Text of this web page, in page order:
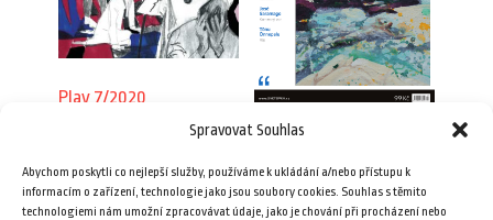
Spravovat Souhlas
Abychom poskytli co nejlepší služby, používáme k ukládání a/nebo přístupu k
informacím o zařízení, technologie jako jsou soubory cookies. Souhlas s těmito
technologiemi nám umožní zpracovávat údaje, jako je chování při procházení nebo
Plav 7/2020
Přidat do košíku
99,00Kč